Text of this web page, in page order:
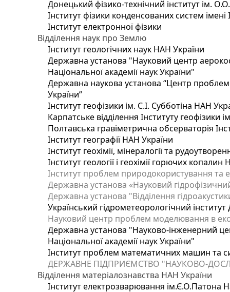
Донецький фізико-технічний інститут ім.
Інститут фізики конденсованих систем
Інститут електронної фізики
Відділення наук про Землю
Інститут геологічних наук НАН України
Державна установа "Науковий центр
Національної академії наук України"
Державна наукова установа “Центр проблем
України”
Інститут геофізики ім. С.І. Субботіна НАН
Карпатське відділення Інституту геофізики
Полтавська гравіметрична обсерваторія
Інститут географії НАН України
Інститут геохімії, мінералогії та
Інститут геології і геохімії горючих
Інститут проблем природокористування та
Державна установа «Науковий
Державна установа "Відділення
Український гідрометеорологічний
Науковий центр проблем моделювання в
Державна установа "Науково-інженерний
Національної академії наук України"
Інститут проблем математичних машин та
ДЕРЖАВНЕ ПІДПРИЄМСТВО "НАУКОВО-
Відділення матеріалознавства НАН України
Інститут електрозварювання ім.Є.О.Патона